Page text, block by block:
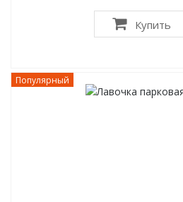
Купить
Популярный